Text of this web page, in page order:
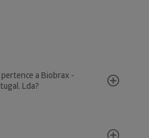
a Biobrax -
Lda?